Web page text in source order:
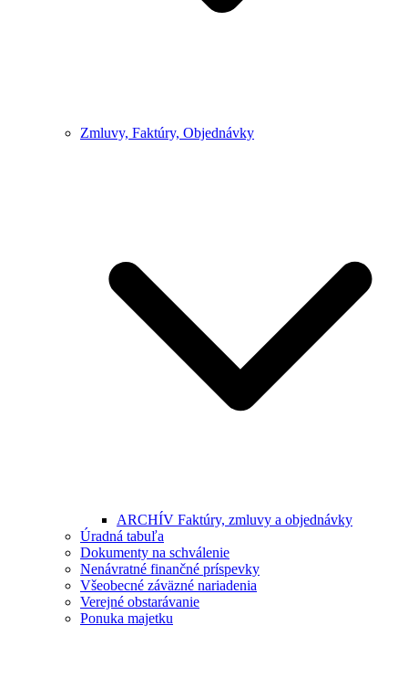
Zmluvy, Faktúry, Objednávky
ARCHÍV Faktúry, zmluvy a objednávky
Úradná tabuľa
Dokumenty na schválenie
Nenávratné finančné príspevky
Všeobecné záväzné nariadenia
Verejné obstarávanie
Ponuka majetku